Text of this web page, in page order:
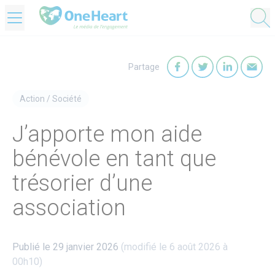
Partage
Action / Société
J’apporte mon aide
bénévole en tant que
trésorier d’une
association
Publié le 29 janvier 2026 (modifié le 6 août 2026 à
00h10)